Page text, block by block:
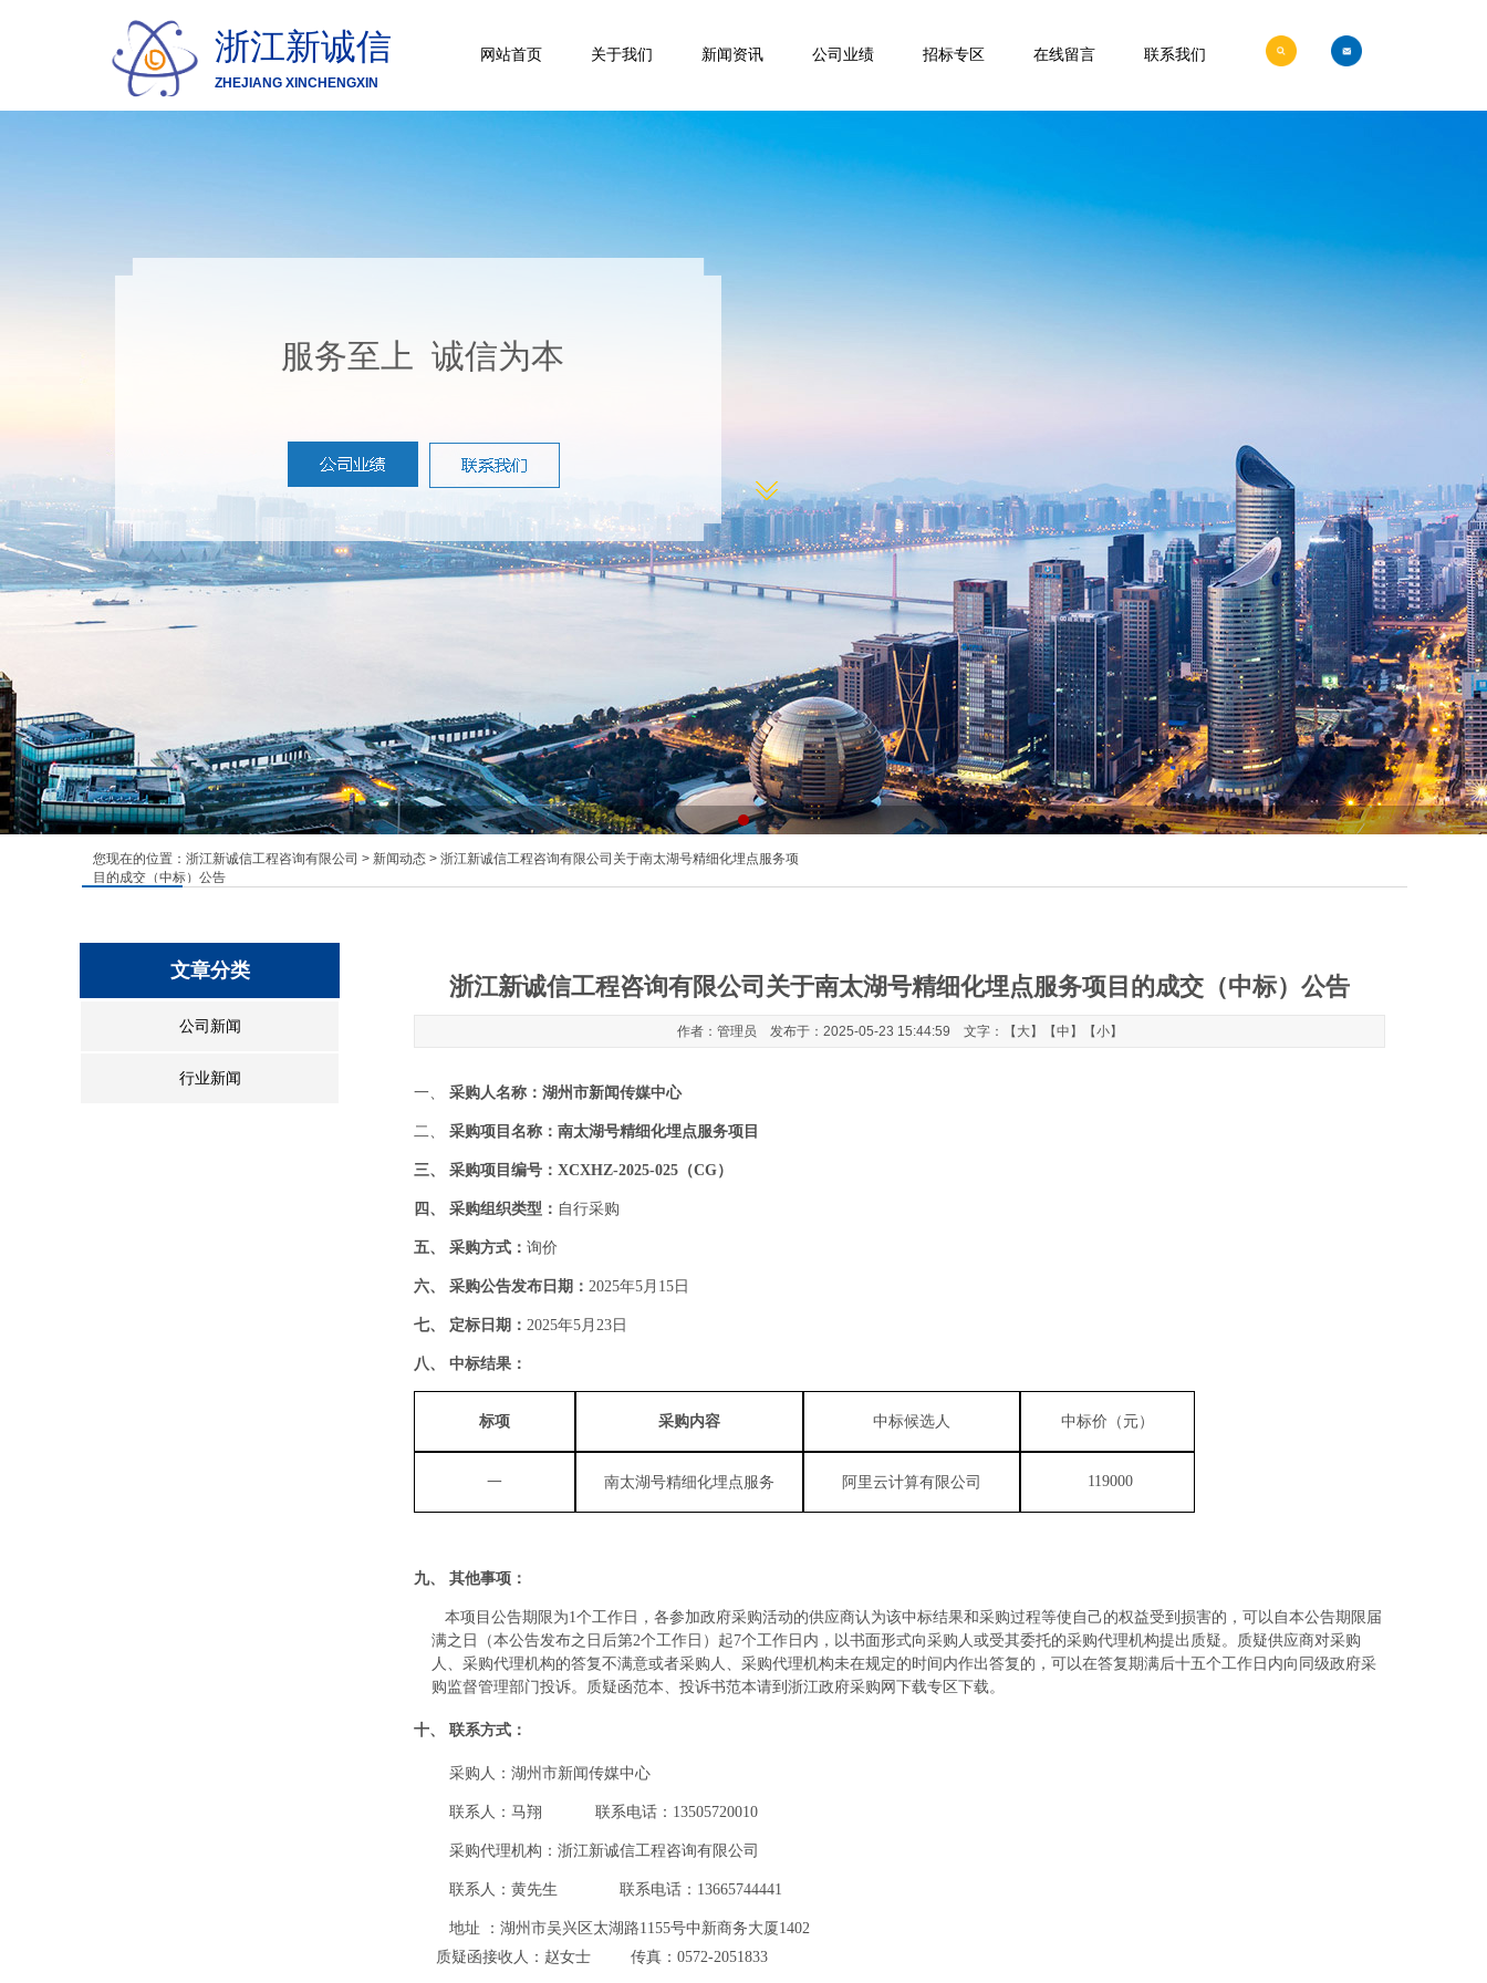
服务至上 诚信为本
网站首页 关于我们 新闻资讯 公司业绩 招标专区 在线留言 联系我们
浙江新诚信
ZHEJIANG XINCHENGXIN
浙江新诚信工程咨询有限公司关于南太湖号精细化埋点服务项目的成交（中标）公告
作者：管理员 发布于：2025-05-23 15:44:59 文字：【 大】【中 】【小】
一、 采购人名称： 湖州市新闻传媒中心
二、 采购项目名称： 南太湖号精细化埋点服务项目
三、 采购项目编号： XCXHZ-2025-025（CG）
四、 采购组织类型： 自行采购
五、 采购方式： 询价
六、 采购公告发布日期： 2025年5月15日
七、 定标日期： 2025年5月23日
八、 中标结果：
标项 采购内容 中标候选人 中标价（元）
一 南太湖号精细化埋点服务 阿里云计算有限公司 119000
九、 其他事项：
本项目公告期限为1个工作日，各参加政府采购活动的供应商认为该中标结果和采购过程等使自己的权益受到损害的，可以自本公告期限届
满之日（本公告发布之日后第2个工作日）起7个工作日内，以书面形式向采购人或受其委托的采购代理机构提出质疑。质疑供应商对采购
人、采购代理机构的答复不满意或者采购人、采购代理机构未在规定的时间内作出答复的，可以在答复期满后十五个工作日内向同级政府采
购监督管理部门投诉。质疑函范本、投诉书范本请到浙江政府采购网下载专区下载。
十、 联系方式：
采购人：湖州市新闻传媒中心
联系人：马翔 联系电话： 13505720010
采购代理机构：浙江新诚信工程咨询有限公司
联系人：黄先生 联系电话：13665744441
地址 ：湖州市吴兴区太湖路1155号中新商务大厦1402
质疑函接收人：赵女士
传真： 0572-2051833
文章分类
公司新闻
行业新闻
您现在的位置： 浙江新诚信工程咨询有限公司 > 新闻动态 > 浙江新诚信工程咨询有限公司关于南太湖号精细化埋点服务项
目的成交（中标）公告